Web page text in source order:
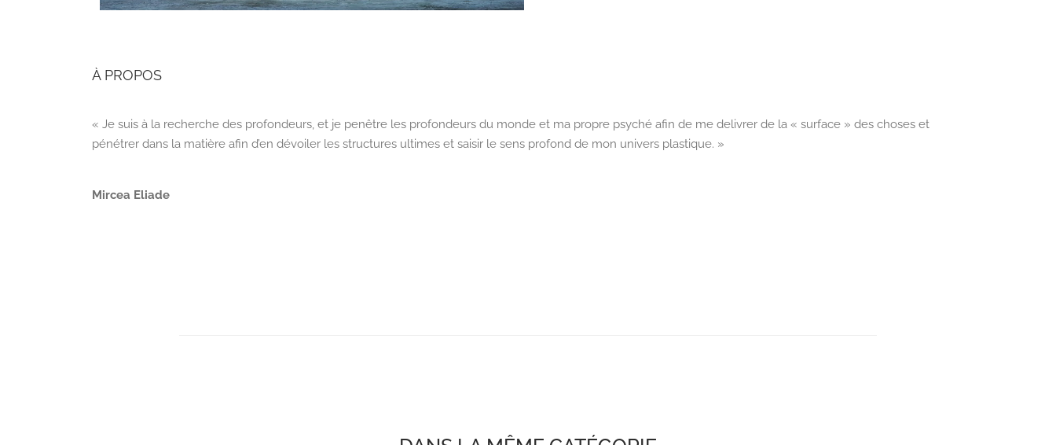
À PROPOS
« Je suis à la recherche des profondeurs, et je penêtre les profondeurs du monde et ma propre psyché afin de me delivrer de la « surface » des choses et
pénétrer dans la matière afin d’en dévoiler les structures ultimes et saisir le sens profond de mon univers plastique. »
Mircea Eliade